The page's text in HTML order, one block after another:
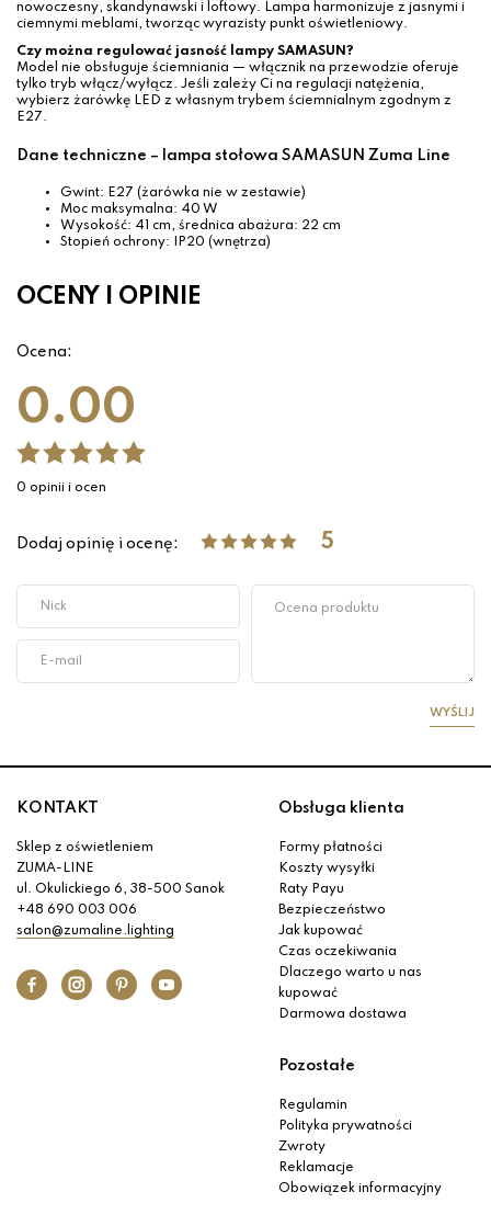
nowoczesny, skandynawski i loftowy. Lampa harmonizuje z jasnymi i
ciemnymi meblami, tworząc wyrazisty punkt oświetleniowy.
Czy można regulować jasność lampy SAMASUN?
Model nie obsługuje ściemniania — włącznik na przewodzie oferuje
tylko tryb włącz/wyłącz. Jeśli zależy Ci na regulacji natężenia,
wybierz żarówkę LED z własnym trybem ściemnialnym zgodnym z
E27.
Dane techniczne – lampa stołowa SAMASUN Zuma Line
Gwint: E27 (żarówka nie w zestawie)
Moc maksymalna: 40 W
Wysokość: 41 cm, średnica abażura: 22 cm
Stopień ochrony: IP20 (wnętrza)
OCENY I OPINIE
Ocena:
0.00
0 opinii i ocen
Dodaj opinię i ocenę: 5
WYŚLIJ
KONTAKT
Sklep z oświetleniem
ZUMA-LINE
ul. Okulickiego 6, 38-500 Sanok
+48 690 003 006
salon@zumaline.lighting
Obsługa klienta
Formy płatności
Koszty wysyłki
Raty Payu
Bezpieczeństwo
Jak kupować
Czas oczekiwania
Dlaczego warto u nas
kupować
Darmowa dostawa
Pozostałe
Regulamin
Polityka prywatności
Zwroty
Reklamacje
Obowiązek informacyjny